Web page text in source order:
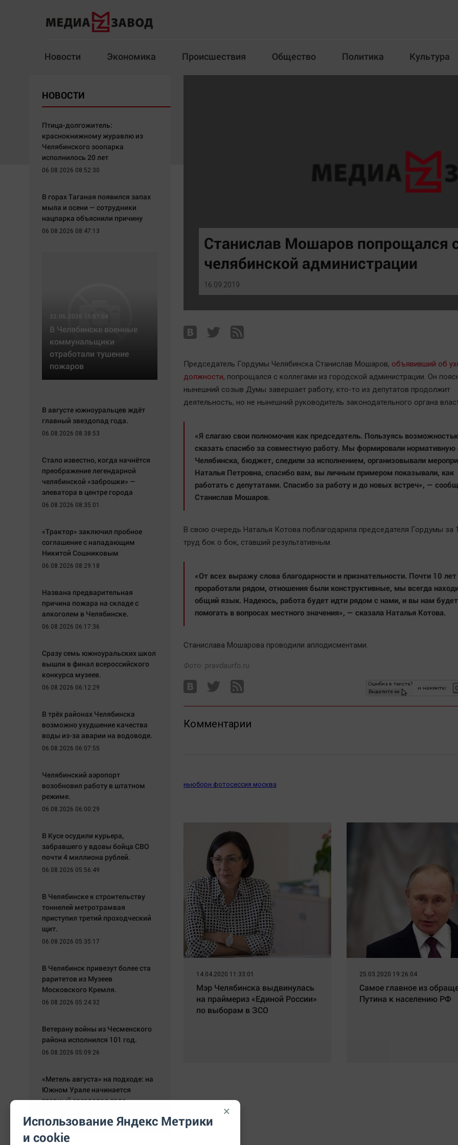
Новости Экономика Происшествия Общество Политика Культура
Здоровье
Архив
Общество
Политика
Экономика
Технологии
Отраслевые темы
Медиаграмотность
Челябинск космический
Другие рубрики
English version
Online-консультация
Вкусное
Гороскоп
ЖКХ
Интервью
Станислав Мошаров попрощался
челябинской администрации
16.09.2019
Председатель Гордумы Челябинска Станислав Мошаров, объявивший об
должности, попрощался с коллегами из городской администрации. Он
нынешний созыв Думы завершает работу, кто-то из депутатов продолжит
деятельность, но не нынешний руководитель законодательного органа
«Я слагаю свои полномочия как председатель. Пользуясь
сказать спасибо за совместную работу. Мы формировали нормативную
Челябинска, бюджет, следили за исполнением, организовывали
Наталья Петровна, спасибо вам, вы личным примером показывали, как
работать с депутатами. Спасибо за работу и до новых встреч», —
Станислав Мошаров.
В свою очередь Наталья Котова поблагодарила председателя Гордумы за
труд бок о бок, ставший результативным.
«От всех выражу слова благодарности и признательности. Почти 10
проработали рядом, отношения были конструктивные, мы всегда
общий язык. Надеюсь, работа будет идти рядом с нами, и вы нам
помогать в вопросах местного значения», — сказала Наталья Котова.
Станислава Мошарова проводили аплодисментами.
Фото: pravdaurfo.ru
Комментарии
ньюборн фотосессия москва
14.04.2020 11:33:01
Мэр Челябинска выдвинулась
на праймериз «Единой России»
по выборам в ЗСО
25.03.2020 19:26:04
Самое главное из
Путина к населению РФ
НОВОСТИ
Птица-долгожитель:
краснокнижному журавлю из
Челябинского зоопарка
исполнилось 20 лет
06.08.2026 08:52:30
В горах Таганая появился запах
мыла и осени — сотрудники
нацпарка объяснили причину
06.08.2026 08:47:13
22.06.2026 15:57:04
В Челябинске военные
коммунальщики
отработали тушение
пожаров
В августе южноуральцев ждёт
главный звездопад года.
06.08.2026 08:38:53
Стало известно, когда начнётся
преображение легендарной
челябинской «заброшки» —
элеватора в центре города
06.08.2026 08:35:01
«Трактор» заключил пробное
соглашение с нападающим
Никитой Сошниковым
06.08.2026 08:29:18
Названа предварительная
причина пожара на складе с
алкоголем в Челябинске.
06.08.2026 06:17:36
Сразу семь южноуральских школ
вышли в финал всероссийского
конкурса музеев.
06.08.2026 06:12:29
В трёх районах Челябинска
возможно ухудшение качества
воды из-за аварии на водоводе.
06.08.2026 06:07:55
Челябинский аэропорт
возобновил работу в штатном
режиме.
06.08.2026 06:00:29
В Кусе осудили курьера,
забравшего у вдовы бойца СВО
почти 4 миллиона рублей.
06.08.2026 05:56:49
В Челябинске к строительству
тоннелей метротрамвая
приступил третий проходческий
щит.
06.08.2026 05:35:17
В Челябинск привезут более ста
раритетов из Музеев
Московского Кремля.
06.08.2026 05:24:32
Ветерану войны из Чесменского
района исполнился 101 год.
06.08.2026 05:09:26
«Метель августа» на подходе: на
Южном Урале начинается
главный звездопад года
×
Использование Яндекс Метрики
и cookie